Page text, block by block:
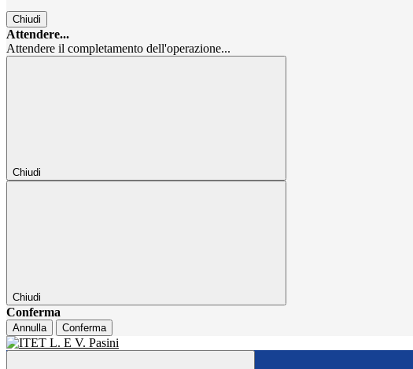
Chiudi
Attendere...
Attendere il completamento dell'operazione...
Chiudi
Chiudi
Conferma
Annulla Conferma